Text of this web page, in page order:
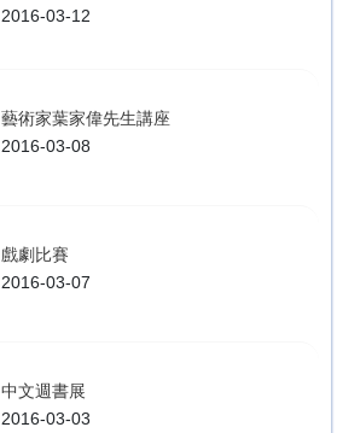
2016-03-12
藝術家葉家偉先生講座
2016-03-08
戲劇比賽
2016-03-07
中文週書展
2016-03-03